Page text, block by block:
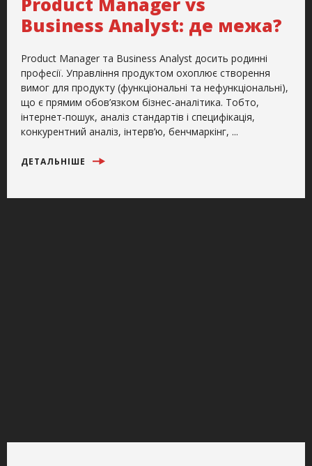
Business Analyst: де межа?
Product Manager та Business Analyst досить родинні
професії. Управління продуктом охоплює створення
вимог для продукту (функціональні та нефункціональні),
що є прямим обов’язком бізнес-аналітика. Тобто,
інтернет-пошук, аналіз стандартів і специфікація,
конкурентний аналіз, інтерв’ю, бенчмаркінг, ...
ДЕТАЛЬНІШЕ